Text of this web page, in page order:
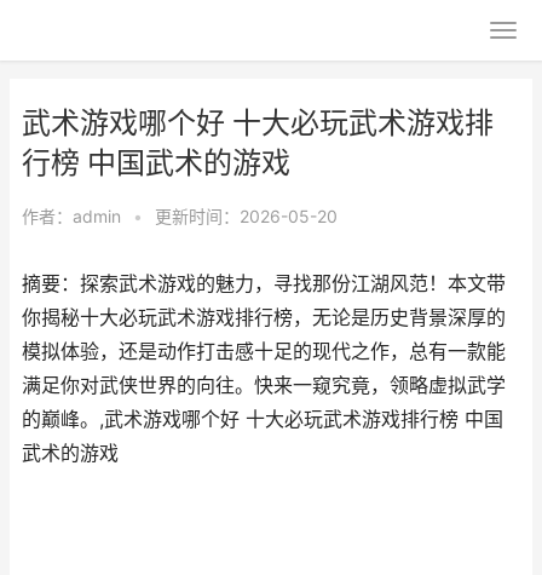
武术游戏哪个好 十大必玩武术游戏排
行榜 中国武术的游戏
作者： admin • 更新时间：2026-05-20
摘要：探索武术游戏的魅力，寻找那份江湖风范！本文带
你揭秘十大必玩武术游戏排行榜，无论是历史背景深厚的
模拟体验，还是动作打击感十足的现代之作，总有一款能
满足你对武侠世界的向往。快来一窥究竟，领略虚拟武学
的巅峰。,武术游戏哪个好 十大必玩武术游戏排行榜 中国
武术的游戏